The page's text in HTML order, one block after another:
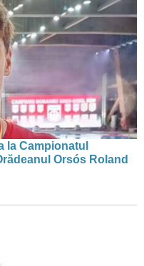
la Campionatul
Orsós Roland